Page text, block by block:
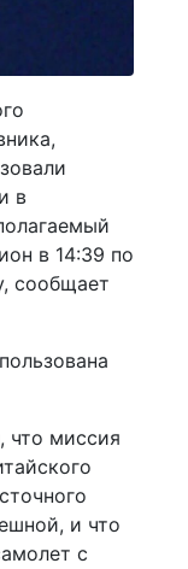
в
в 14:39 по
сообщает
что миссия
и что
с